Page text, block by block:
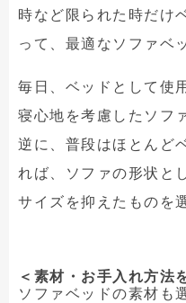
時など限られた時だけ
って、最適なソファベ
毎日、ベッドとして使
寝心地を考慮したソフ
逆に、普段はほとんど
れば、ソファの形状と
サイズを抑えたものを
＜素材・お手入れ方法
ソファベッドの素材も